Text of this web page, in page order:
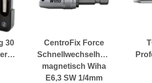
30
CentroFix Force
Schnellwechselhalter
magnetisch Wiha
E6,3 SW 1/4mm